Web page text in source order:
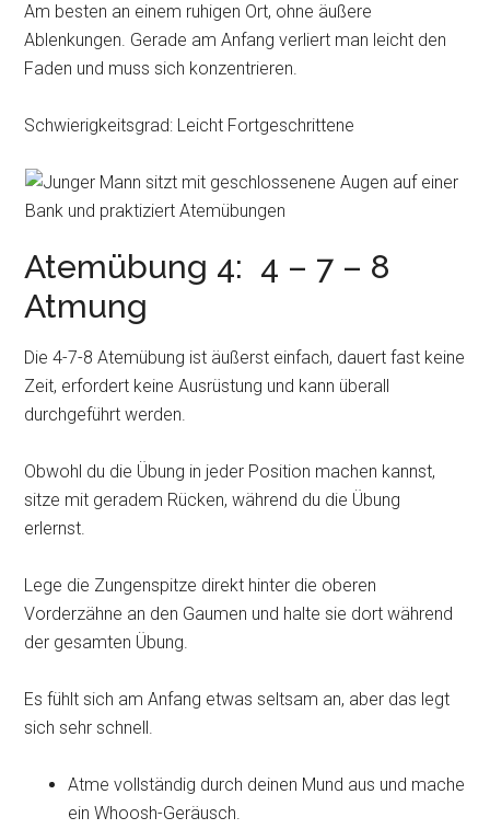
Am besten an einem ruhigen Ort, ohne äußere
Ablenkungen. Gerade am Anfang verliert man leicht den
Faden und muss sich konzentrieren.
Schwierigkeitsgrad: Leicht Fortgeschrittene
Atemübung 4: 4 – 7 – 8
Atmung
Die 4-7-8 Atemübung ist äußerst einfach, dauert fast keine
Zeit, erfordert keine Ausrüstung und kann überall
durchgeführt werden.
Obwohl du die Übung in jeder Position machen kannst,
sitze mit geradem Rücken, während du die Übung
erlernst.
Lege die Zungenspitze direkt hinter die oberen
Vorderzähne an den Gaumen und halte sie dort während
der gesamten Übung.
Es fühlt sich am Anfang etwas seltsam an, aber das legt
sich sehr schnell.
Atme vollständig durch deinen Mund aus und mache
ein Whoosh-Geräusch.